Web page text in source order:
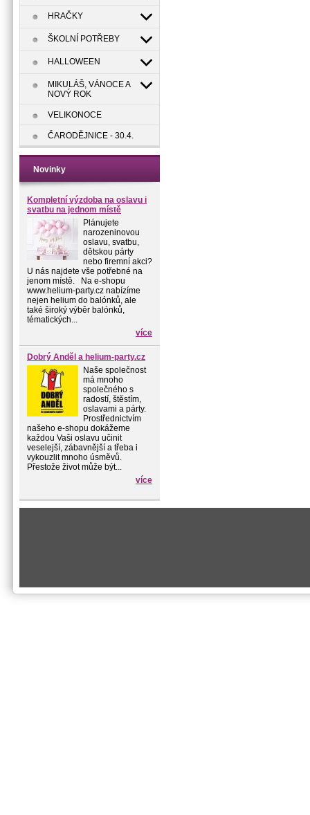
HRAČKY
ŠKOLNÍ POTŘEBY
HALLOWEEN
MIKULÁŠ, VÁNOCE A
NOVÝ ROK
VELIKONOCE
ČARODĚJNICE - 30.4.
Novinky
Kompletní výzdoba na oslavu i
svatbu na jednom místě
Plánujete
narozeninovou
oslavu, svatbu,
dětskou párty
nebo firemní akci?
U nás najdete vše potřebné na
jenom místě. Na e-shopu
www.helium-party.cz nabízíme
nejen helium do balónků, ale
také široký výběr balónků,
tématických...
více
Dobrý Anděl a helium-party.cz
Naše společnost
má mnoho
společného s
radostí, štěstím,
oslavami a párty.
Prostřednictvím
našeho e-shopu dokážeme
každou Vaši oslavu učinit
veselejší, zábavnější a třeba i
vykouzlit mnoho úsměvů.
Přestože život může být...
více